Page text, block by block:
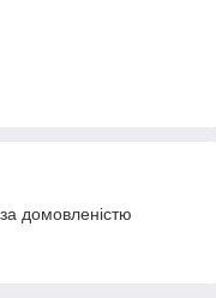
домовленістю